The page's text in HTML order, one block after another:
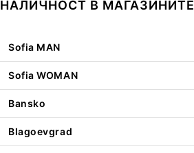
НАЛИЧНОСТ В МАГАЗИНИТЕ
Sofia MAN
Sofia WOMAN
Bansko
Blagoevgrad